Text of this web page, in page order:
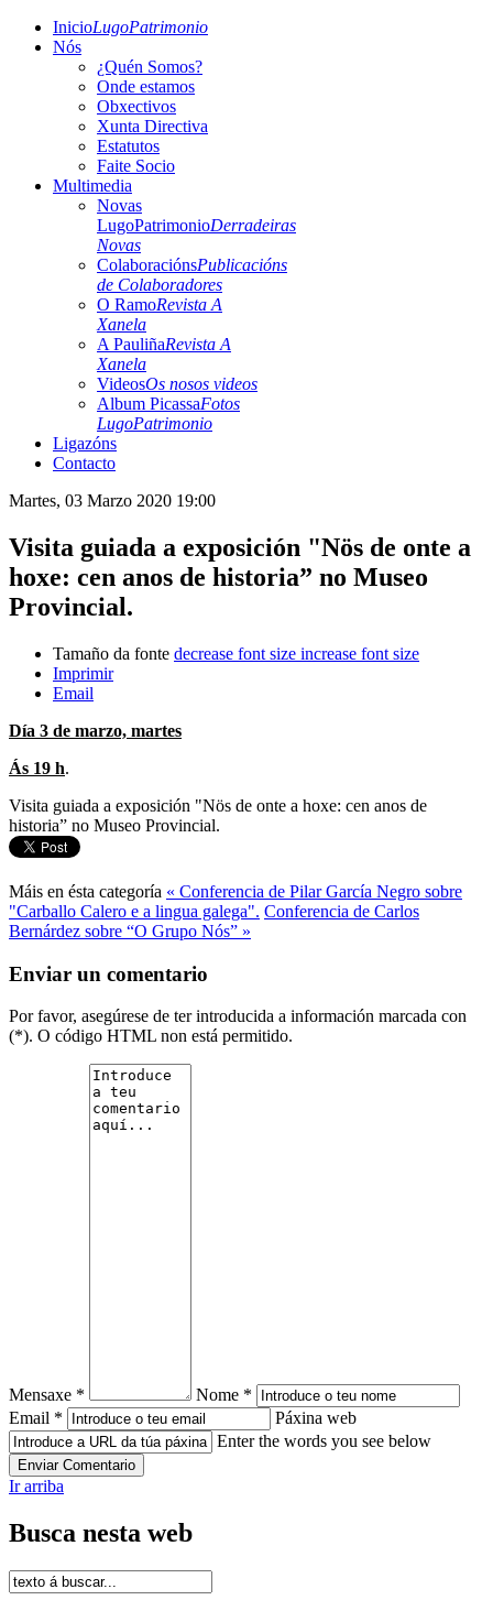
InicioLugoPatrimonio
Nós
¿Quén Somos?
Onde estamos
Obxectivos
Xunta Directiva
Estatutos
Faite Socio
Multimedia
Novas
LugoPatrimonioDerradeiras
Novas
ColaboraciónsPublicacións
de Colaboradores
O RamoRevista A
Xanela
A PauliñaRevista A
Xanela
VideosOs nosos videos
Album PicassaFotos
LugoPatrimonio
Ligazóns
Contacto
Martes, 03 Marzo 2020 19:00
Visita guiada a exposición "Nös de onte a
hoxe: cen anos de historia” no Museo
Provincial.
Tamaño da fonte decrease font size increase font size
Imprimir
Email
Día 3 de marzo, martes
Ás 19 h.
Visita guiada a exposición "Nös de onte a hoxe: cen anos de
historia” no Museo Provincial.
Máis en ésta categoría « Conferencia de Pilar García Negro sobre
"Carballo Calero e a lingua galega". Conferencia de Carlos
Bernárdez sobre “O Grupo Nós” »
Enviar un comentario
Por favor, asegúrese de ter introducida a información marcada con
(*). O código HTML non está permitido.
Mensaxe *
Nome *
Email *
Páxina web
Enter the words you see below
Ir arriba
Busca nesta web